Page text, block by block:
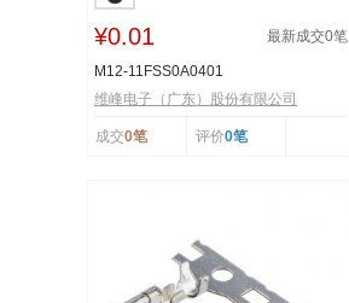
¥0.01 最新成交0笔
M12-11FSS0A0401
维峰电子（广东）股份有限公司
成交0笔 评价0笔